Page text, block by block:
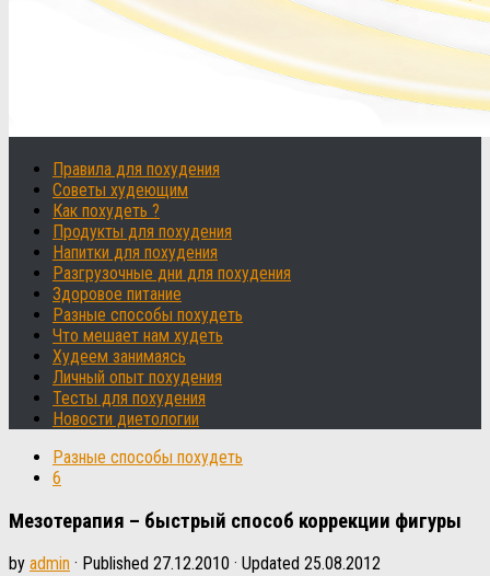
Правила для похудения
Советы худеющим
Как похудеть ?
Продукты для похудения
Напитки для похудения
Разгрузочные дни для похудения
Здоровое питание
Разные способы похудеть
Что мешает нам худеть
Худеем занимаясь
Личный опыт похудения
Тесты для похудения
Новости диетологии
Разные способы похудеть
6
Мезотерапия – быстрый способ коррекции фигуры
by admin · Published 27.12.2010 · Updated 25.08.2012